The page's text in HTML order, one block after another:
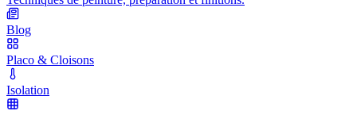
Blog
Placo & Cloisons
Isolation